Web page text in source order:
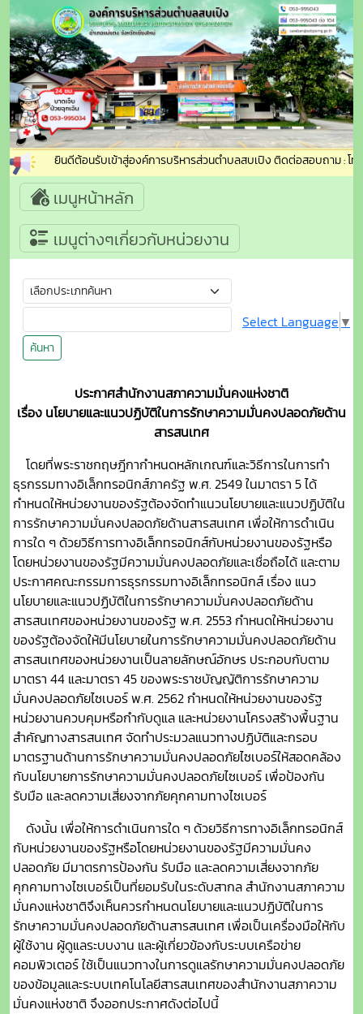
ยินดีต้อนรับเข้าสู่องค์การบริหารส่วนตำบลสบเปิง ติดต่อสอบถาม : โทร
เมนูหน้าหลัก
เมนูต่างๆเกี่ยวกับหน่วยงาน
ค้นหา
Select Language ▼
ประกาศสำนักงานสภาความมั่นคงแห่งชาติ
เรื่อง นโยบายและแนวปฏิบัติในการรักษาความมั่นคงปลอดภัยด้าน
สารสนเทศ
โดยที่พระราชกฤษฎีกากำหนดหลักเกณฑ์และวิธีการในการทำ
ธุรกรรมทางอิเล็กทรอนิกส์ภาครัฐ พ.ศ. 2549 ในมาตรา 5 ได้
กำหนดให้หน่วยงานของรัฐต้องจัดทำแนวนโยบายและแนวปฏิบัติใน
การรักษาความมั่นคงปลอดภัยด้านสารสนเทศ เพื่อให้การดำเนิน
การใด ๆ ด้วยวิธีการทางอิเล็กทรอนิกส์กับหน่วยงานของรัฐหรือ
โดยหน่วยงานของรัฐมีความมั่นคงปลอดภัยและเชื่อถือได้ และตาม
ประกาศคณะกรรมการธุรกรรมทางอิเล็กทรอนิกส์ เรื่อง แนว
นโยบายและแนวปฏิบัติในการรักษาความมั่นคงปลอดภัยด้าน
สารสนเทศของหน่วยงานของรัฐ พ.ศ. 2553 กำหนดให้หน่วยงาน
ของรัฐต้องจัดให้มีนโยบายในการรักษาความมั่นคงปลอดภัยด้าน
สารสนเทศของหน่วยงานเป็นลายลักษณ์อักษร ประกอบกับตาม
มาตรา 44 และมาตรา 45 ของพระราชบัญญัติการรักษาความ
มั่นคงปลอดภัยไซเบอร์ พ.ศ. 2562 กำหนดให้หน่วยงานของรัฐ
หน่วยงานควบคุมหรือกำกับดูแล และหน่วยงานโครงสร้างพื้นฐาน
สำคัญทางสารสนเทศ จัดทำประมวลแนวทางปฏิบัติและกรอบ
มาตรฐานด้านการรักษาความมั่นคงปลอดภัยไซเบอร์ให้สอดคล้อง
กับนโยบายการรักษาความมั่นคงปลอดภัยไซเบอร์ เพื่อป้องกัน
รับมือ และลดความเสี่ยงจากภัยคุกคามทางไซเบอร์
ดังนั้น เพื่อให้การดำเนินการใด ๆ ด้วยวิธีการทางอิเล็กทรอนิกส์
กับหน่วยงานของรัฐหรือโดยหน่วยงานของรัฐมีความมั่นคง
ปลอดภัย มีมาตรการป้องกัน รับมือ และลดความเสี่ยงจากภัย
คุกคามทางไซเบอร์เป็นที่ยอมรับในระดับสากล สำนักงานสภาความ
มั่นคงแห่งชาติจึงเห็นควรกำหนดนโยบายและแนวปฏิบัติในการ
รักษาความมั่นคงปลอดภัยด้านสารสนเทศ เพื่อเป็นเครื่องมือให้กับ
ผู้ใช้งาน ผู้ดูแลระบบงาน และผู้เกี่ยวข้องกับระบบเครือข่าย
คอมพิวเตอร์ ใช้เป็นแนวทางในการดูแลรักษาความมั่นคงปลอดภัย
ของข้อมูลและระบบเทคโนโลยีสารสนเทศของสำนักงานสภาความ
มั่นคงแห่งชาติ จึงออกประกาศดังต่อไปนี้